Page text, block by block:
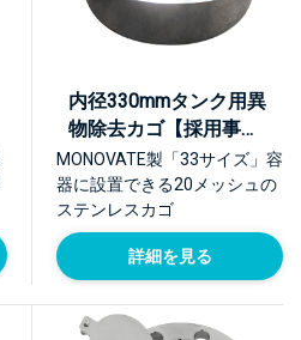
内径330mmタンク用異
物除去カゴ【採用事
例】
MONOVATE製「33サイズ」容
器に設置できる20メッシュの
ステンレスカゴ
詳細を見る